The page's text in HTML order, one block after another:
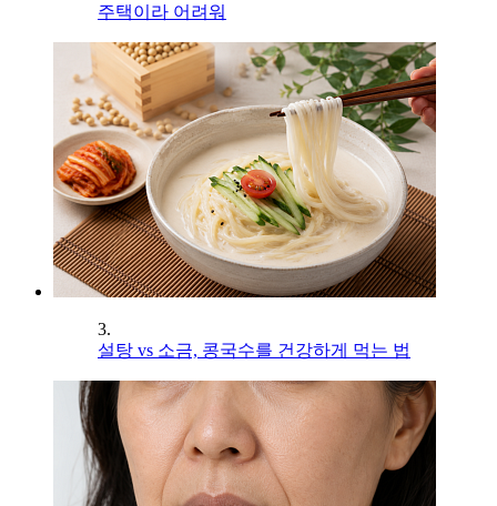
주택이라 어려워
3.
설탕 vs 소금, 콩국수를 건강하게 먹는 법